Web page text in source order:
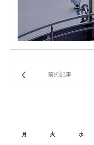
前の記事
月
火 水